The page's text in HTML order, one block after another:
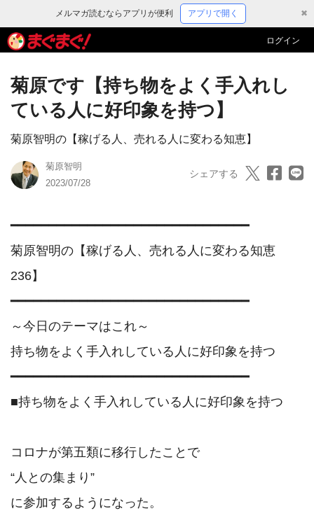
メルマガ読むならアプリが便利 アプリで開く ✖
ログイン
菊原です【持ち物をよく手入れし
ている人に好印象を持つ】
菊原智明の【稼げる人、売れる人に変わる知恵】
菊原智明
2023/07/28
シェアする
━━━━━━━━━━━━━━━━━━━━━━━━━━━━━━━
菊原智明の【稼げる人、売れる人に変わる知恵
236】
━━━━━━━━━━━━━━━━━━━━━━━━━━━━━━━
～今日のテーマはこれ～
持ち物をよく手入れしている人に好印象を持つ
━━━━━━━━━━━━━━━━━━━━━━━━━━━━━━━
■持ち物をよく手入れしている人に好印象を持つ
コロナが第五類に移行したことで
“人との集まり”
に参加するようになった。